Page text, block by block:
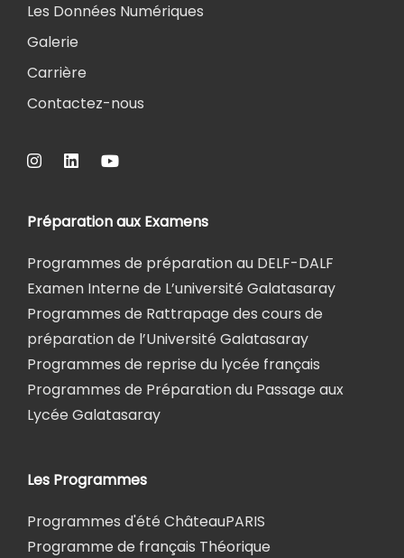
Les Données Numériques
Galerie
Carrière
Contactez-nous
Préparation aux Examens
Programmes de préparation au DELF-DALF
Examen Interne de L’université Galatasaray
Programmes de Rattrapage des cours de
préparation de l’Université Galatasaray
Programmes de reprise du lycée français
Programmes de Préparation du Passage aux
Lycée Galatasaray
Les Programmes
Programmes d'été ChâteauPARIS
Programme de français Théorique